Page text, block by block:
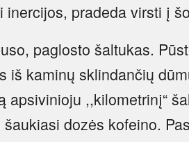
inercijos, pradeda virsti į
paglosto šaltukas.
iš kaminų sklindančių
apsivinioju ,,kilometrinį“
dozės kofeino.